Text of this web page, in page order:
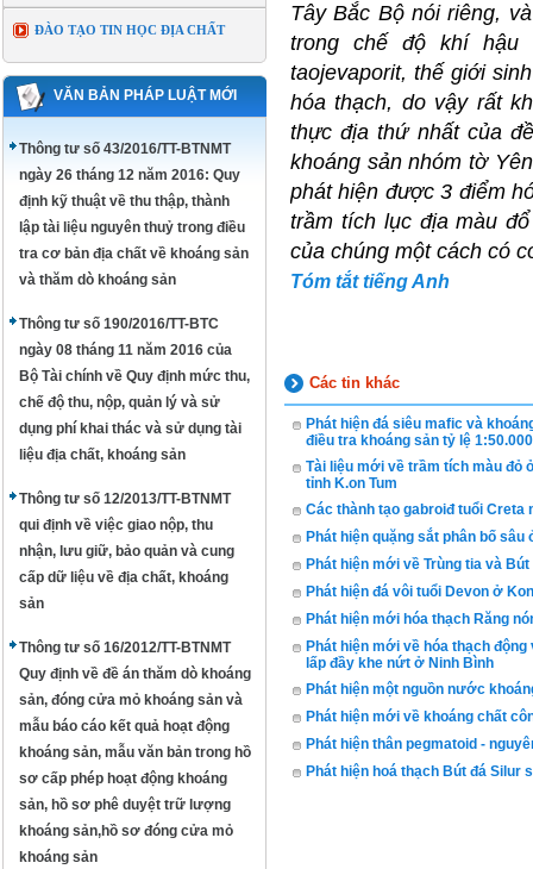
ĐÀO TẠO TIN HỌC ĐỊA CHẤT
VĂN BẢN PHÁP LUẬT MỚI
Thông tư số 43/2016/TT-BTNMT
ngày 26 tháng 12 năm 2016: Quy
định kỹ thuật về thu thập, thành
lập tài liệu nguyên thuỷ trong điều
tra cơ bản địa chất về khoáng sản
và thăm dò khoáng sản
Thông tư số 190/2016/TT-BTC
ngày 08 tháng 11 năm 2016 của
Bộ Tài chính về Quy định mức thu,
chế độ thu, nộp, quản lý và sử
dụng phí khai thác và sử dụng tài
liệu địa chất, khoáng sản
Thông tư số 12/2013/TT-BTNMT
qui định về việc giao nộp, thu
nhận, lưu giữ, bảo quản và cung
cấp dữ liệu về địa chất, khoáng
sản
Thông tư số 16/2012/TT-BTNMT
Quy định về đề án thăm dò khoáng
sản, đóng cửa mỏ khoáng sản và
mẫu báo cáo kết quả hoạt động
khoáng sản, mẫu văn bản trong hồ
sơ cấp phép hoạt động khoáng
sản, hồ sơ phê duyệt trữ lượng
khoáng sản,hồ sơ đóng cửa mỏ
khoáng sản
Tây Bắc Bộ nói riêng,
trong chế độ khí hậu
taojevaporit, thế giới
hóa thạch, do vậy rất
thực địa thứ nhất của
khoáng sản nhóm tờ
phát hiện được 3 điểm
trầm tích lục địa màu
của chúng một cách có
Tóm tắt tiếng Anh
Các tin khác
Phát hiện đá siêu mafic và
điều tra khoáng sản tỷ lệ
Tài liệu mới về trầm tích màu đỏ
tỉnh K.on Tum
Các thành tạo gabroiđ tuổi Creta
Phát hiện quặng sắt phân bố
Phát hiện mới về Trùng tia và
Phát hiện đá vôi tuổi Devon ở
Phát hiện mới hóa thạch Răng
Phát hiện mới về hóa thạch
lấp đầy khe nứt ở Ninh Bình
Phát hiện một nguồn nước
Phát hiện mới về khoáng chất
Phát hiện thân pegmatoid -
Phát hiện hoá thạch Bút đá Silur